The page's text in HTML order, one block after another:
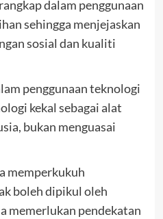
dalam penggunaan
sehingga menjejaskan
sosial dan kualiti
penggunaan teknologi
kekal sebagai alat
bukan menguasai
memperkukuh
boleh dipikul oleh
memerlukan pendekatan